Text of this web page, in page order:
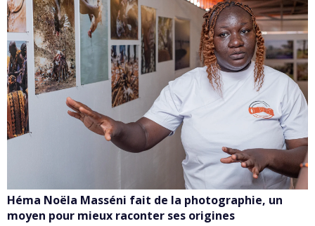
Héma Noëla Masséni fait de la photographie, un
moyen pour mieux raconter ses origines